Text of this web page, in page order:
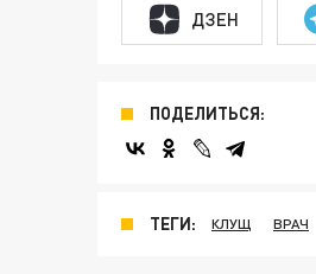
ДЗЕН
ПОДЕЛИТЬСЯ:
ТЕГИ: КЛУЩ ВРАЧ